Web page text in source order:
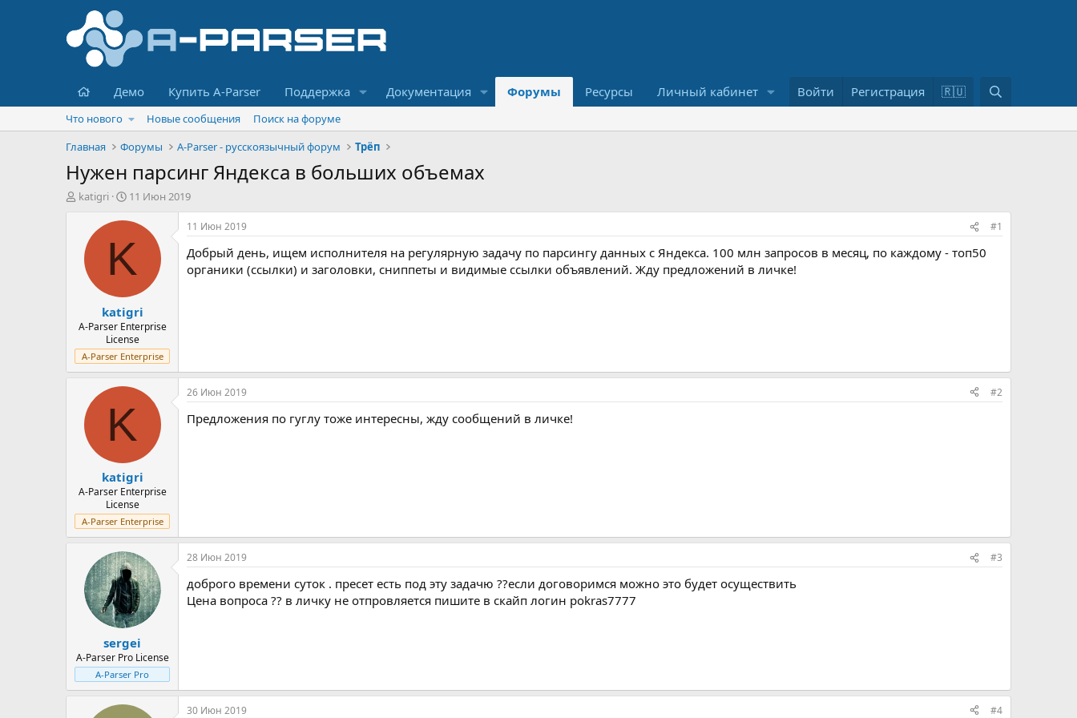
Главная
Демо Купить A-Parser Поддержка Документация Форумы Ресурсы Личный кабинет Войти Регистрация 🇷🇺
о
Что нового Новые сообщения
Поиск на форуме
Главная
Форумы A-Parser - русскоязычный форум Трёп
Нужен парсинг Яндекса в больших объемах
А
katigri
Д
т
н
а
а
л
а
11 Июн 2019
K
katigri
A-Parser Enterprise
License
A-Parser Enterprise
11 Июн 2019 #1
Добрый день, ищем исполнителя на регулярную задачу по парсингу данных с Яндекса. 100 млн запросов в месяц, по каждому - топ50
органики (ссылки) и заголовки, сниппеты и видимые ссылки объявлений. Жду предложений в личке!
K
katigri
A-Parser Enterprise
License
A-Parser Enterprise
26 Июн 2019 #2
Предложения по гуглу тоже интересны, жду сообщений в личке!
sergei
A-Parser Pro License
A-Parser Pro
28 Июн 2019 #3
доброго времени суток . пресет есть под эту задачю ??если договоримся можно это будет осуществить
Цена вопроса ?? в личку не отпровляется пишите в скайп логин pokras7777
30 Июн 2019 #4